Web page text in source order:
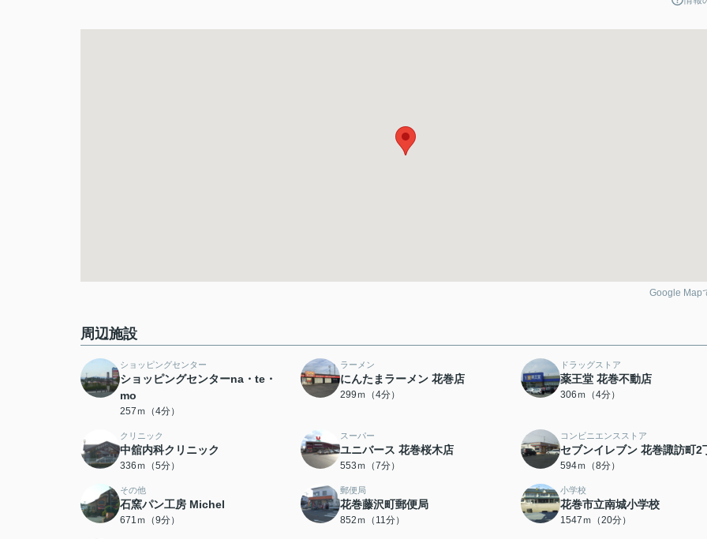
Google Map
周辺施設
ショッピングセンター
ショッピングセンターna・te・
mo
257ｍ（4分）
ラーメン
にんたまラーメン 花巻店
299ｍ（4分）
ドラッグストア
薬王堂 花巻不動店
306ｍ（4分）
クリニック
中舘内科クリニック
336ｍ（5分）
スーパー
ユニバース 花巻桜木店
553ｍ（7分）
コンビニエンスストア
セブンイレブン 花巻諏訪町2
594ｍ（8分）
その他
石窯パン工房 Michel
671ｍ（9分）
郵便局
花巻藤沢町郵便局
852ｍ（11分）
小学校
花巻市立南城小学校
1547ｍ（20分）